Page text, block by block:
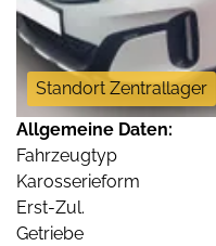
Standort Zentrallager
Allgemeine Daten:
Fahrzeugtyp
Karosserieform
Erst-Zul.
Getriebe